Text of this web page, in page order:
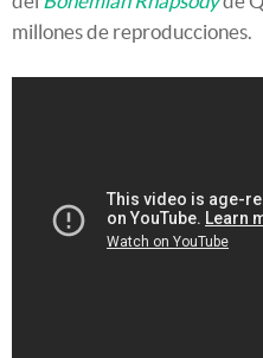
millones de reproducciones.